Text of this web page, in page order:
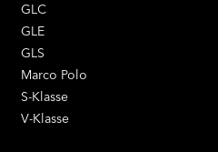
GLC
GLE
GLS
Marco Polo
S-Klasse
V-Klasse